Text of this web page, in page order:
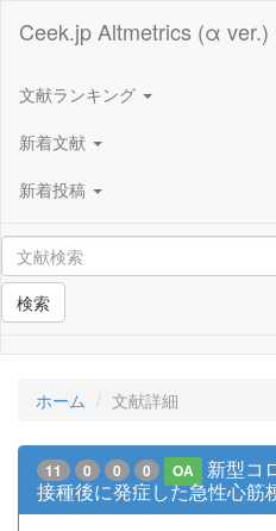
Ceek.jp Altmetrics (α ver.)
文献ランキング
新着文献
新着投稿
検索
ホーム 文献詳細
11 0 0 0 OA
新型コ
接種後に発症した急性心筋